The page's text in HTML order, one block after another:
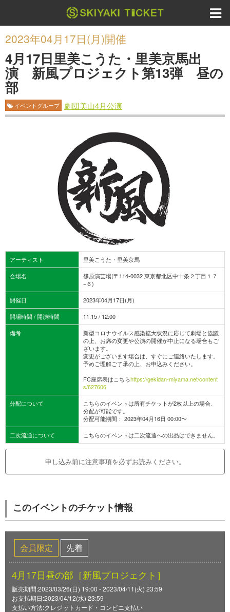
2023年04月17日(月)開催
4月17日里美こうた・里美京馬出
演 新風プロジェクト第13弾 昼の
部
イベントグループ 劇団美山4月公演
アーティスト
里美こうた・里美京馬
会場名
篠原演芸場(〒114-0032 東京都北区中十条２丁目１７
−６)
開催日
2023年04月17日(月)
開場時間 / 開演時間
11:15 / 12:00
備考
新型コロナウイルス感染拡大状況に応じて劇場と協議
の上、お席の変更や公演の開催が中止になる場合もご
ざいます。
変更がございます場合は、すぐにご連絡いたします。
予めご理解ご了承の上、お申込みください。
FC座席表はこちらhttps://gekidan-miyama.net/content
s/627606
分配について
こちらのイベントは所有チケットが2枚以上の場合、
分配が可能です。
分配可能期間： 2023年04月16日 00:00〜
二次流通について
こちらのイベントは二次流通への出品はできません。
申し込み前に注意事項を必ずお読みください。
このイベントのチケット情報
会員限定 先着
4月17日昼の部［新風プロジェクト］
販売期間:2023/03/26(日) 19:00 - 2023/04/11(火) 23:59
お支払期日:2023/04/12(水) 23:59
支払い方法:クレジットカード・コンビニ支払い